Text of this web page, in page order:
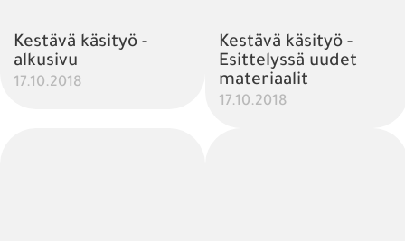
Kestävä käsityö -
alkusivu
17.10.2018
Kestävä käsityö -
Esittelyssä uudet
materiaalit
17.10.2018